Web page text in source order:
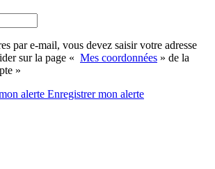
par e-mail, vous devez saisir votre adresse
sur la page « Mes coordonnées » de la
»
alerte Enregistrermon alerte